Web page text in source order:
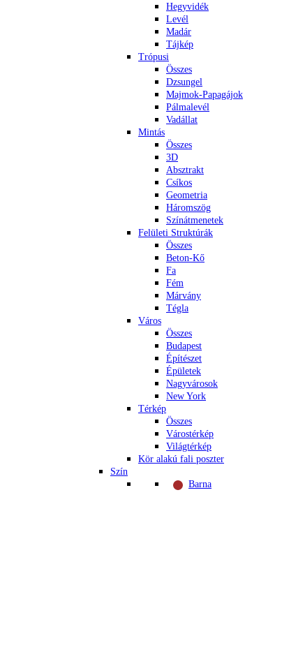
Hegyvidék
Levél
Madár
Tájkép
Trópusi
Összes
Dzsungel
Majmok-Papagájok
Pálmalevél
Vadállat
Mintás
Összes
3D
Absztrakt
Csíkos
Geometria
Háromszög
Színátmenetek
Felületi Struktúrák
Összes
Beton-Kő
Fa
Fém
Márvány
Tégla
Város
Összes
Budapest
Építészet
Épületek
Nagyvárosok
New York
Térkép
Összes
Várostérkép
Világtérkép
Kör alakú fali poszter
Szín
Barna